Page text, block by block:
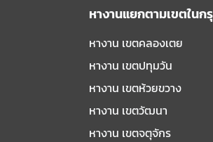
หางานแยกตามเขตในก
หางาน เขตคลองเตย
หางาน เขตปทุมวัน
หางาน เขตห้วยขวาง
หางาน เขตวัฒนา
หางาน เขตจตุจักร